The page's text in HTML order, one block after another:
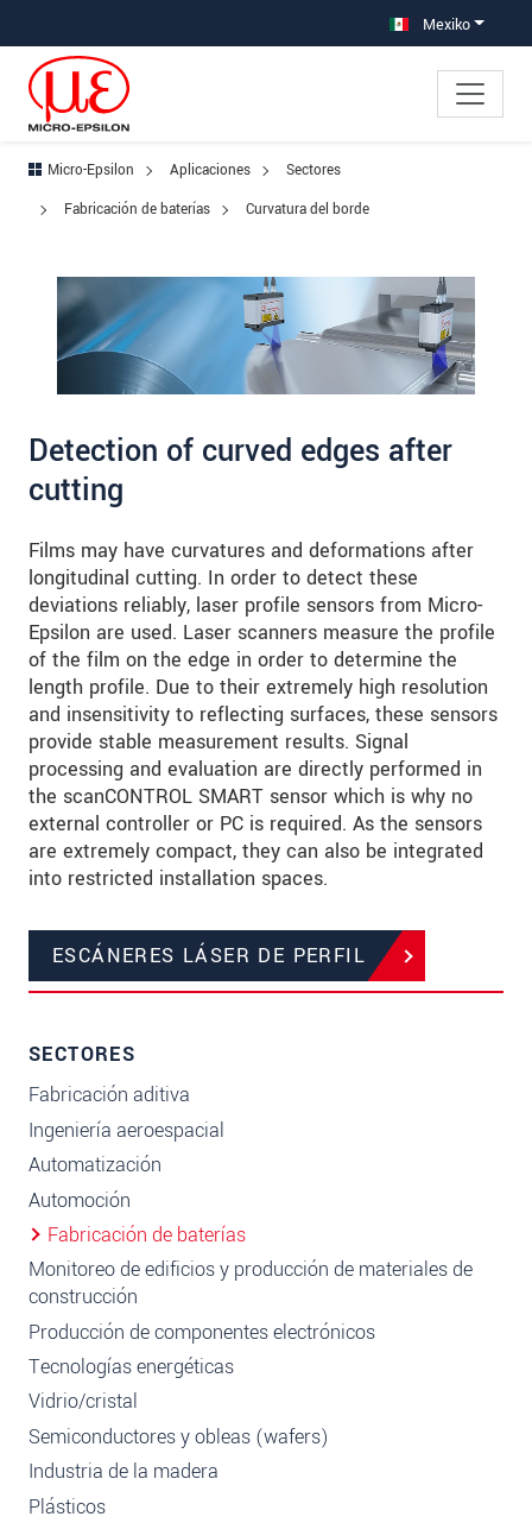
Saltar directamente a la navegación principal Mexiko
Micro-Epsilon Aplicaciones
Sectores
Fabricación de baterías
Curvatura del borde
Detection of curved edges after
cutting
Films may have curvatures and deformations after
longitudinal cutting. In order to detect these
deviations reliably, laser profile sensors from Micro-
Epsilon are used. Laser scanners measure the profile
of the film on the edge in order to determine the
length profile. Due to their extremely high resolution
and insensitivity to reflecting surfaces, these sensors
provide stable measurement results. Signal
processing and evaluation are directly performed in
the scanCONTROL SMART sensor which is why no
external controller or PC is required. As the sensors
are extremely compact, they can also be integrated
into restricted installation spaces.
ESCÁNERES LÁSER DE PERFIL
SECTORES
Fabricación aditiva
Ingeniería aeroespacial
Automatización
Automoción
Fabricación de baterías
Monitoreo de edificios y producción de materiales de
construcción
Producción de componentes electrónicos
Tecnologías energéticas
Vidrio/cristal
Semiconductores y obleas (wafers)
Industria de la madera
Plásticos